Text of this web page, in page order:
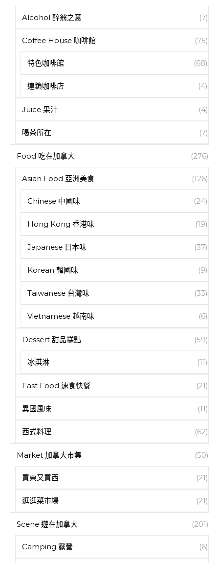
Alcohol 醉翁之意 (7)
Coffee House 咖啡館 (75)
特色咖啡館 (68)
連鎖咖啡店 (4)
Juice 果汁 (4)
喝茶所在 (7)
Food 吃在加拿大 (276)
Asian Food 亞洲美食 (126)
Chinese 中國味 (24)
Hong Kong 香港味 (19)
Japanese 日本味 (37)
Korean 韓國味 (9)
Taiwanese 台灣味 (33)
Vietnamese 越南味 (6)
Dessert 甜品糕點 (59)
冰淇淋 (11)
Fast Food 速食快餐 (21)
異國風味 (11)
西式料理 (62)
Market 加拿大市集 (50)
買東又買西 (21)
逛逛菜市場 (21)
Scene 遊在加拿大 (201)
Camping 露營 (6)